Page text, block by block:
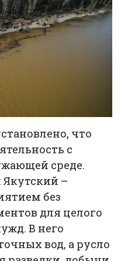
что
с
среде.
–
без
для целого
В него
вод, а русло